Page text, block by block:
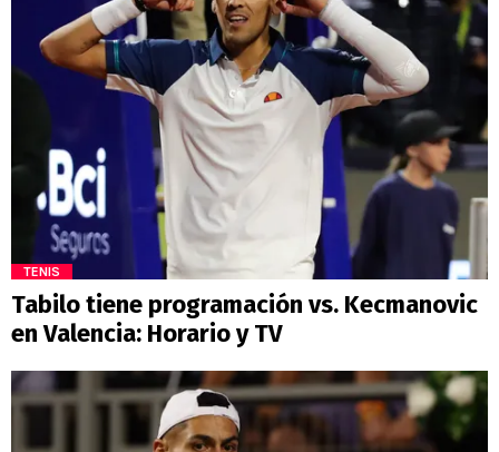
TENIS
Tabilo tiene programación vs. Kecmanovic
en Valencia: Horario y TV